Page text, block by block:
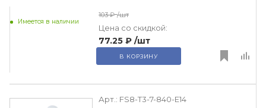
Имеется в наличии
103 ₽ /шт
Цена со скидкой:
77.25 ₽ /шт
В КОРЗИНУ
Арт.: FS8-T3-7-840-E14